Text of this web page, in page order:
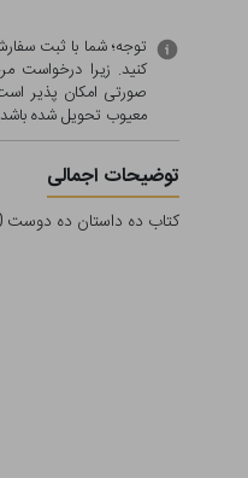
توجه؛ شما با ثبت
کنید. زیرا درخواست
صورتی امکان پذیر
معيوب تحویل شده
توضیحات اجمالی
کتاب ده داستان ده دوست 10-هاپی وفرارازنگرانی اثر یویو بوکز نشر پنجره